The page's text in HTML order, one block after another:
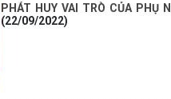
PHÁT HUY VAI TRÒ CỦA PHỤ
(22/09/2022)